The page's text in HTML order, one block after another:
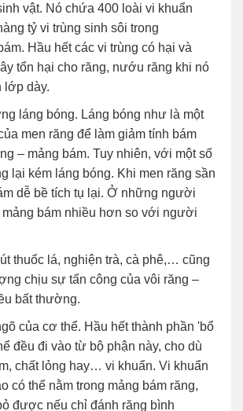
vật. Nó chứa 400 loài vi khuẩn
tỷ vi trùng sinh sôi trong
Hầu hết các vi trùng có hại và
tổn hại cho răng, nướu răng khi nó
lớp dày.
láng bóng. Láng bóng như là một
men răng để làm giảm tính bám
– mảng bám. Tuy nhiên, với một số
lại kém láng bóng. Khi men răng sần
dễ bề tích tụ lại. Ở những người
mảng bám nhiều hơn so với người
thuốc lá, nghiện trà, cà phê,… cũng
chịu sự tấn công của vôi răng –
bất thường.
của cơ thể. Hầu hết thành phần 'bổ
đều đi vào từ bộ phận này, cho dù
chất lỏng hay… vi khuẩn. Vi khuẩn
có thể nằm trong mảng bám răng,
được nếu chỉ đánh răng bình